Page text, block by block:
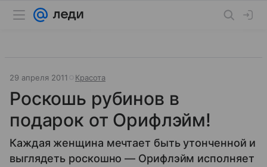
29 апреля 2011 Красота
Роскошь рубинов в
подарок от Орифлэйм!
Каждая женщина мечтает быть утонченной и
выглядеть роскошно — Орифлэйм исполняет